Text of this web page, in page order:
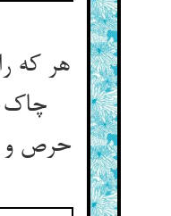
هر که
چاک
حرص و